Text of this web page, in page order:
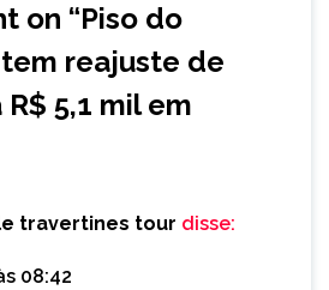
on “Piso do
reajuste de
R$ 5,1 mil em
travertines tour disse:
08:42